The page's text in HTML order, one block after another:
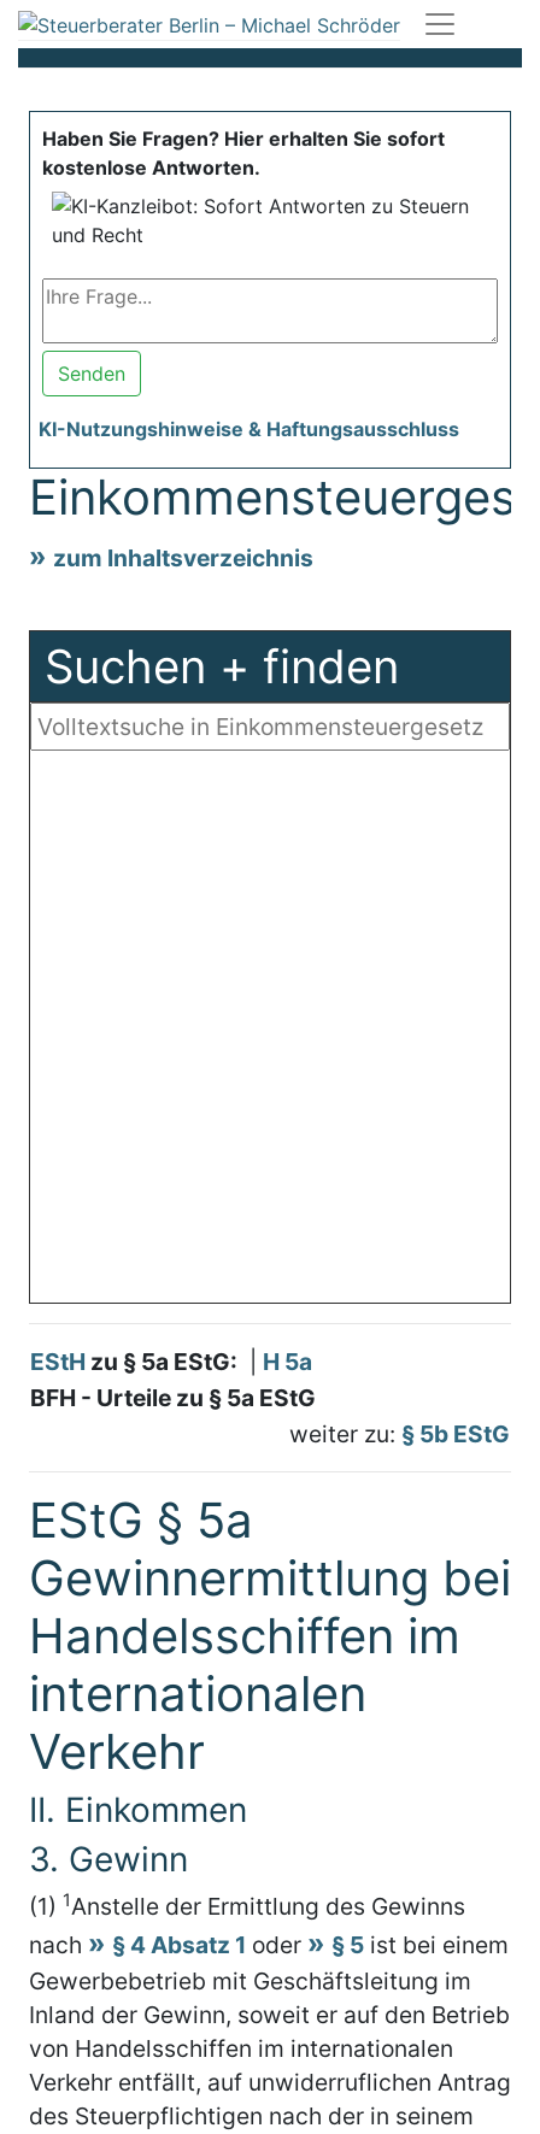
Haben Sie Fragen? Hier erhalten Sie sofort
kostenlose Antworten.
Senden
KI-Nutzungshinweise & Haftungsausschluss
zum Inhaltsverzeichnis
Suchen + finden
EStH zu § 5a EStG:
H 5a
BFH - Urteile zu § 5a EStG
weiter zu: § 5b EStG
EStG § 5a
Gewinnermittlung bei
Handelsschiffen im
internationalen
Verkehr
II. Einkommen
3. Gewinn
(1) 1Anstelle der Ermittlung des Gewinns
nach
§ 4 Absatz 1 oder § 5 ist bei einem
Gewerbebetrieb mit Geschäftsleitung im
Inland der Gewinn, soweit er auf den Betrieb
von Handelsschiffen im internationalen
Verkehr entfällt, auf unwiderruflichen Antrag
des Steuerpflichtigen nach der in seinem